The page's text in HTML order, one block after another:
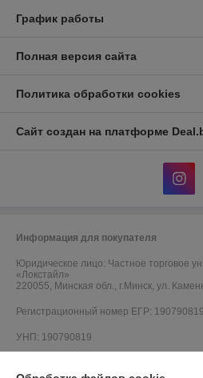
График работы
Полная версия сайта
Политика обработки cookies
Сайт создан на платформе
Информация для покупателя
Юридическое лицо: Частное торговое
«Локстайл»
220055, Минская обл., г.Минск, ул.
Регистрационный номер ЕГР: 190790819
УНП: 190790819